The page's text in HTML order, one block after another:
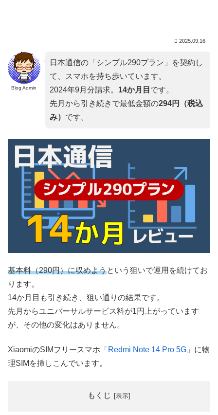
2025.09.16
Blog Admin
日本通信の「シンプル290プラン」を契約し
て、スマホを持ち歩いています。
2024年9月分請求。 14か月目 です。
先月から引き続きで最低金額の294円（税込
み） です。
基本料（290円）に収めようという狙いで運用を続けてお
ります。
14か月目も引き続き、狙い通りの結果です。
先月からユニバーサルサービス料が1円上がっています
が、その他の変化はありません。
XiaomiのSIMフリースマホ「 Redmi Note 14 Pro 5G 」に物
理SIMを挿しこんでいます。
もくじ